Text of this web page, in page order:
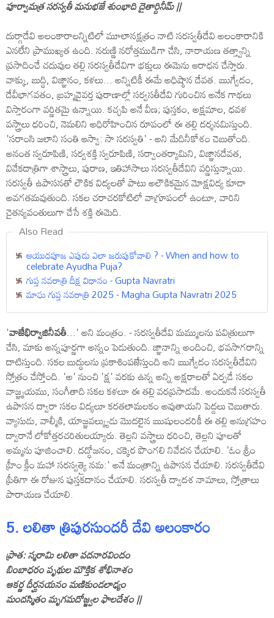
పూర్వామత్ర సరస్వతీ మనుభజే శుంభాది దైతార్దినీమ్‌ ||
దుర్గాదేవి అలంకారాలన్నిటిలో మూలానక్షత్రం నాటి సరస్వతీదేవి అలంకారానికి
ఎనలేని ప్రాముఖ్యత ఉంది. నరుణ్ణి నరోత్తముడిగా చేసి, నారాయణ తత్త్వాన్ని
ప్రసాదించే చదువుల తల్లి సరస్వతీదేవిగా భక్తులు ఈమెను ఆరాధన చేస్తారు.
వాక్కు, బుద్ధి, విజ్ఞానం, కళలు... అన్నిటికీ ఈమే అధిష్ఠాన దేవత. ఋగ్వేదం,
దేవీభాగవతం, బ్రహ్మవైవర్త పురాణాల్లో సర్వసతీదేవి గురించిన అనేక గాథలు
విస్తారంగా వర్ణితమై ఉన్నాయి. కచ్ఛపి అనే వీణ; పుస్తకం, అక్షమాల, ధవళ
వస్త్రాలు ధరించి, నెమలిని అధిరోహించిన రూపంలో ఈ తల్లి దర్శనమిస్తుంది.
'సరాంసి జలాని సంతి ఆస్వా: సా సరస్వతి' - అని మేదినీకోశం చెబుతోంది.
అనంత స్వరూపిణి, సర్వశక్తి స్వరూపిణి, సర్వాంతర్యామిని, విజ్ఞానదేవత,
వివేకదాత్రిగా శాస్త్రాలు, పురాణ, ఇతిహాసాలు సరస్వతీదేవిని వర్ణిస్తున్నాయి.
సరస్వతీ ఉపాసనతో లౌకిక విద్యలతో పాటు అలౌకికమైన మోక్షవిద్య కూడా
అవగతమవుతుంది. సకల చరాచరకోటిలో వాగ్రూపంలో ఉంటూ, వారిని
చైతన్యవంతులుగా చేసే శక్తి ఈమెది.
Also Read
ఆయుధపూజ ఎపుడు ఎలా జరుపుకోవాలి ? - When and how to
celebrate Ayudha Puja?
గుప్త నవరాత్రి దీక్ష విధానం - Gupta Navratri
మాఘ గుప్త నవరాత్రి 2025 - Magha Gupta Navratri 2025
'వాజేభిర్వాజినీవతీ...' అని మంత్రం. - సరస్వతీదేవి మమ్ములను పవిత్రులుగా
చేసి, మాకు అన్నపూర్ణగా అన్నం పెడుతుంది. జ్ఞానాన్ని అందించి, భవసాగరాన్ని
దాటిస్తుంది. సకల బుద్ధులను ప్రకాశింపజేస్తుంది అని ఋగ్వేదం సరస్వతీదేవిని
స్తోత్రం చేస్తోంది. 'అ' నుంచి 'క్ష' వరకు ఉన్న అన్ని అక్షరాలతో ఏర్పడే సకల
వాజ్ఞ్మయము, సంగీతాది సకల కళలూ ఈ తల్లి వరప్రసాదమే. అందుకనే సరస్వతీ
ఉపాసన ద్వారా సకల విద్యలూ కరతలామలకం అవుతాయని పెద్దలు చెబుతారు.
వ్యాసుడు, వాల్మీకి, యాజ్ఞవల్క్యుడు మొదలైన ఋషులందరికీ ఈ తల్లి అనుగ్రహం
ద్వారానే లోకోత్తరచరితులయ్యారు. తెల్లని వస్త్రాలు ధరించి, తెల్లని పూలతో
అమ్మను పూజించాలి. దద్ధోజనం, చక్కెర పొంగలి నివేదన చేయాలి. 'ఓం శ్రీం
హ్రీం క్లీం మహా సరస్వత్యై నమ:' అనే మంత్రాన్ని ఉపాసన చేయాలి. సరస్వతీదేవి
ప్రీతిగా ఈ రోజున పుస్తకదానం చేయాలి. సరస్వతీ ద్వాదశ నామాలు, స్తోత్రాలు
పారాయణ చేయాలి.
5. లలితా త్రిపురసుందరీ దేవి అలంకారం
ప్రాత: స్మరామి లలితా వదనారవిందం
బింబాధరం పృథుల మౌక్తిక శోభినాశం
ఆకర్ణ దీర్ఘనయనం మణికుండలాఢ్యం
మందస్మితం మృగమదోజ్జ్వల ఫాలదేశం ||